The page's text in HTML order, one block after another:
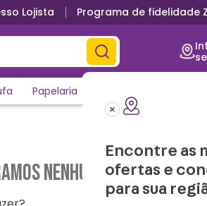
Lojista Programa de fidelidade
Encontre as
ofertas e
para sua
Papelaria
nenhum resultado